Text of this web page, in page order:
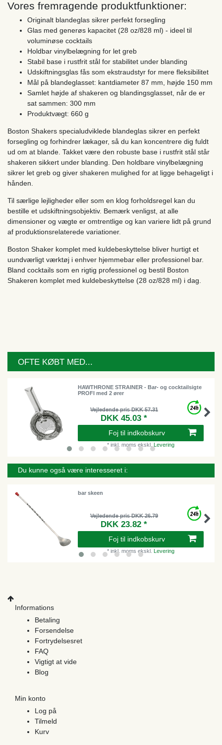
Vores fremragende produktfunktioner:
Originalt blandeglas sikrer perfekt forsegling
Glas med generøs kapacitet (28 oz/828 ml) - ideel til
voluminøse cocktails
Holdbar vinylbelægning for let greb
Stabil base i rustfrit stål for stabilitet under blanding
Udskiftningsglas fås som ekstraudstyr for mere fleksibilitet
Mål på blandeglasset: kantdiameter 87 mm, højde 150 mm
Samlet højde af shakeren og blandingsglasset, når de er
sat sammen: 300 mm
Produktvægt: 660 g
Boston Shakers specialudviklede blandeglas sikrer en perfekt
forsegling og forhindrer lækager, så du kan koncentrere dig fuldt
ud om at blande. Takket være den robuste base i rustfrit stål står
shakeren sikkert under blanding. Den holdbare vinylbelægning
sikrer let greb og giver shakeren mulighed for at ligge behageligt i
hånden.
Til særlige lejligheder eller som en klog forholdsregel kan du
bestille et udskiftningsobjektiv. Bemærk venligst, at alle
dimensioner og vægte er omtrentlige og kan variere lidt på grund
af produktionsrelaterede variationer.
Boston Shaker komplet med kuldebeskyttelse bliver hurtigt et
uundværligt værktøj i enhver hjemmebar eller professionel bar.
Bland cocktails som en rigtig professionel og bestil Boston
Shakeren komplet med kuldebeskyttelse (28 oz/828 ml) i dag.
OFTE KØBT MED...
HAWTHRONE STRAINER - Bar- og cocktailsigte
PROFI med 2 ører
Vejledende pris DKK 57.31
DKK 45.03 *
Foj til indkobskurv
* inkl. moms ekskl. Levering
Du kunne også være interesseret i:
bar skeen
Vejledende pris DKK 26.79
DKK 23.82 *
Foj til indkobskurv
* inkl. moms ekskl. Levering
Informations
Betaling
Forsendelse
Fortrydelsesret
FAQ
Vigtigt at vide
Blog
Min konto
Log på
Tilmeld
Kurv